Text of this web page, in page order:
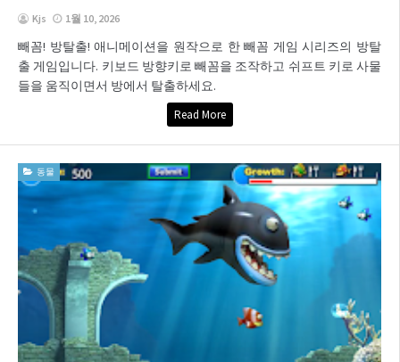
Kjs 1월 10, 2026
빼꼼! 방탈출! 애니메이션을 원작으로 한 빼꼼 게임 시리즈의 방탈
출 게임입니다. 키보드 방향키로 빼꼼을 조작하고 쉬프트 키로 사물
들을 움직이면서 방에서 탈출하세요.
Read More
동물